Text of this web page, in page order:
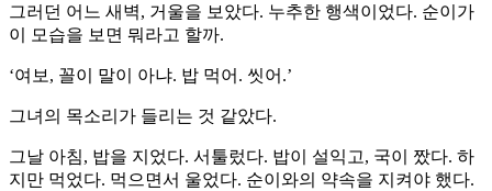
그러던 어느 새벽, 거울을 보았다. 누추한 행색이었다. 순이가
이 모습을 보면 뭐라고 할까.
‘여보, 꼴이 말이 아냐. 밥 먹어. 씻어.’
그녀의 목소리가 들리는 것 같았다.
그날 아침, 밥을 지었다. 서툴렀다. 밥이 설익고, 국이 짰다. 하
지만 먹었다. 먹으면서 울었다. 순이와의 약속을 지켜야 했다.